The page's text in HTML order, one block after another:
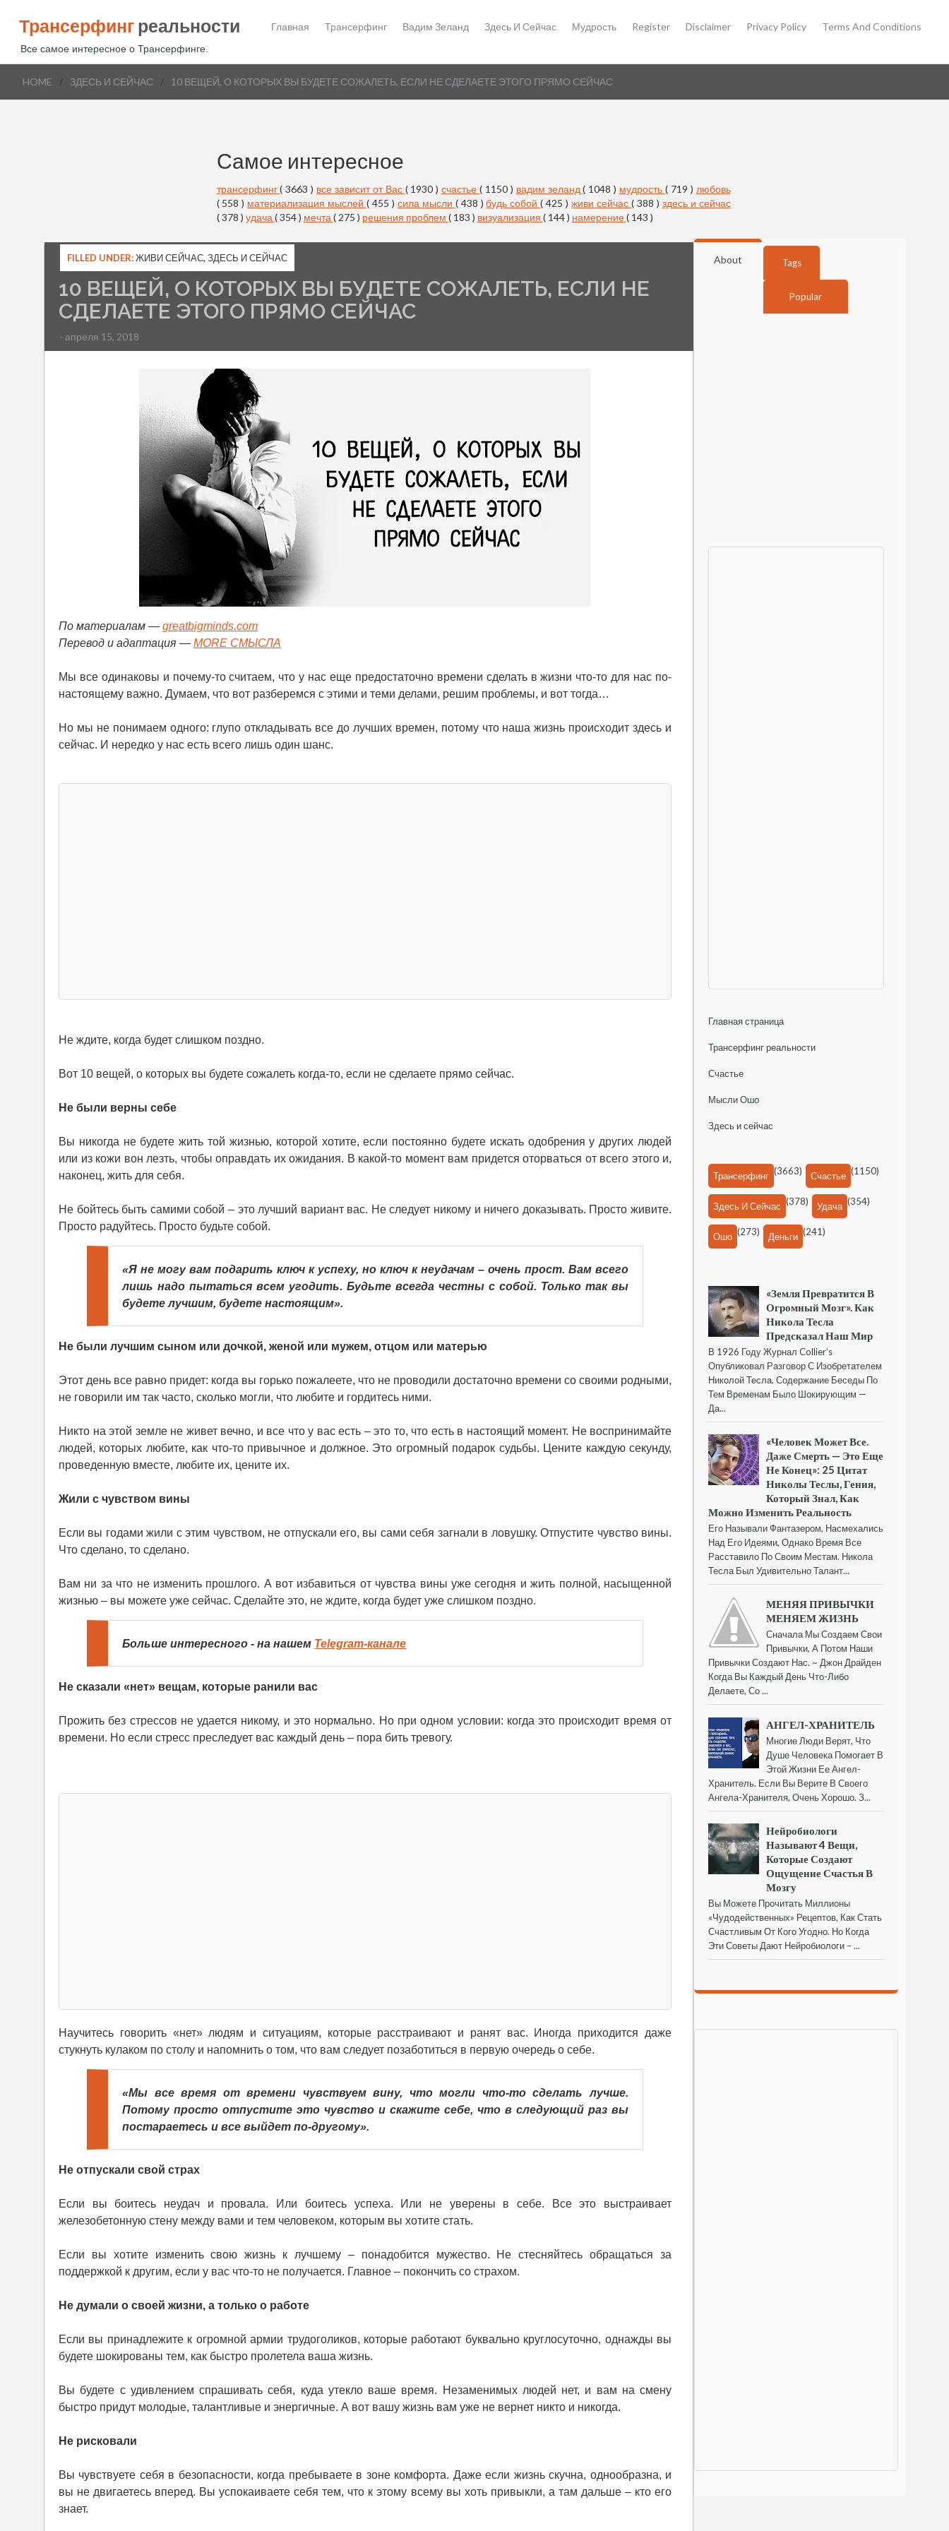
Трансерфинг реальности
Все самое интересное о Трансерфинге.
Главная Трансерфинг Вадим Зеланд Здесь И Сейчас Мудрость Register Disclaimer Privacy Policy Terms And Conditions
HOME / ЗДЕСЬ И СЕЙЧАС / 10 ВЕЩЕЙ, О КОТОРЫХ ВЫ БУДЕТЕ СОЖАЛЕТЬ, ЕСЛИ НЕ СДЕЛАЕТЕ ЭТОГО ПРЯМО СЕЙЧАС
Самое интересное
трансерфинг( 3663 ) все зависит от Вас ( 1930 )счастье ( 1150 ) вадим зеланд( 1048 ) мудрость ( 719 ) любовь
( 558 ) материализация мыслей( 455 ) сила мысли ( 438 )будь собой( 425 )живи сейчас ( 388 ) здесь и сейчас
( 378 ) удача ( 354 ) мечта ( 275 ) решения проблем ( 183 ) визуализация ( 144 ) намерение( 143 )
FILLED UNDER:ЖИВИ СЕЙЧАС, ЗДЕСЬ И СЕЙЧАС
10 ВЕЩЕЙ, О КОТОРЫХ ВЫ БУДЕТЕ СОЖАЛЕТЬ, ЕСЛИ НЕ
СДЕЛАЕТЕ ЭТОГО ПРЯМО СЕЙЧАС
- апреля 15, 2018
По материалам — greatbigminds.com
Перевод и адаптация — MORE СМЫСЛА
Мы все одинаковы и почему-то считаем, что у нас еще предостаточно времени сделать в жизни что-то для нас по-
настоящему важно. Думаем, что вот разберемся с этими и теми делами, решим проблемы, и вот тогда…
Но мы не понимаем одного: глупо откладывать все до лучших времен, потому что наша жизнь происходит здесь и
сейчас. И нередко у нас есть всего лишь один шанс.
Не ждите, когда будет слишком поздно.
Вот 10 вещей, о которых вы будете сожалеть когда-то, если не сделаете прямо сейчас.
Не были верны себе
Вы никогда не будете жить той жизнью, которой хотите, если постоянно будете искать одобрения у других людей
или из кожи вон лезть, чтобы оправдать их ожидания. В какой-то момент вам придется оторваться от всего этого и,
наконец, жить для себя.
Не бойтесь быть самими собой – это лучший вариант вас. Не следует никому и ничего доказывать. Просто живите.
Просто радуйтесь. Просто будьте собой.
«Я не могу вам подарить ключ к успеху, но ключ к неудачам – очень прост. Вам всего
лишь надо пытаться всем угодить. Будьте всегда честны с собой. Только так вы
будете лучшим, будете настоящим».
Не были лучшим сыном или дочкой, женой или мужем, отцом или матерью
Этот день все равно придет: когда вы горько пожалеете, что не проводили достаточно времени со своими родными,
не говорили им так часто, сколько могли, что любите и гордитесь ними.
Никто на этой земле не живет вечно, и все что у вас есть – это то, что есть в настоящий момент. Не воспринимайте
людей, которых любите, как что-то привычное и должное. Это огромный подарок судьбы. Цените каждую секунду,
проведенную вместе, любите их, цените их.
Жили с чувством вины
Если вы годами жили с этим чувством, не отпускали его, вы сами себя загнали в ловушку. Отпустите чувство вины.
Что сделано, то сделано.
Вам ни за что не изменить прошлого. А вот избавиться от чувства вины уже сегодня и жить полной, насыщенной
жизнью – вы можете уже сейчас. Сделайте это, не ждите, когда будет уже слишком поздно.
Больше интересного - на нашем Telegram-канале
Не сказали «нет» вещам, которые ранили вас
Прожить без стрессов не удается никому, и это нормально. Но при одном условии: когда это происходит время от
времени. Но если стресс преследует вас каждый день – пора бить тревогу.
Научитесь говорить «нет» людям и ситуациям, которые расстраивают и ранят вас. Иногда приходится даже
стукнуть кулаком по столу и напомнить о том, что вам следует позаботиться в первую очередь о себе.
«Мы все время от времени чувствуем вину, что могли что-то сделать лучше.
Потому просто отпустите это чувство и скажите себе, что в следующий раз вы
постараетесь и все выйдет по-другому».
Не отпускали свой страх
Если вы боитесь неудач и провала. Или боитесь успеха. Или не уверены в себе. Все это выстраивает
железобетонную стену между вами и тем человеком, которым вы хотите стать.
Если вы хотите изменить свою жизнь к лучшему – понадобится мужество. Не стесняйтесь обращаться за
поддержкой к другим, если у вас что-то не получается. Главное – покончить со страхом.
Не думали о своей жизни, а только о работе
Если вы принадлежите к огромной армии трудоголиков, которые работают буквально круглосуточно, однажды вы
будете шокированы тем, как быстро пролетела ваша жизнь.
Вы будете с удивлением спрашивать себя, куда утекло ваше время. Незаменимых людей нет, и вам на смену
быстро придут молодые, талантливые и энергичные. А вот вашу жизнь вам уже не вернет никто и никогда.
Не рисковали
Вы чувствуете себя в безопасности, когда пребываете в зоне комфорта. Даже если жизнь скучна, однообразна, и
вы не двигаетесь вперед. Вы успокаиваете себя тем, что к этому всему вы хоть привыкли, а там дальше – кто его
знает.
About Tags
Popular
Главная страница
Трансерфинг реальности
Счастье
Мысли Ошо
Здесь и сейчас
Трансерфинг (3663) Счастье (1150)
Здесь И Сейчас (378) Удача (354)
Ошо (273) Деньги (241)
«Земля Превратится В
Огромный Мозг». Как
Никола Тесла
Предсказал Наш Мир
В 1926 Году Журнал Collier’s
Опубликовал Разговор С Изобретателем
Николой Тесла. Содержание Беседы По
Тем Временам Было Шокирующим —
Да...
«Человек Может Все.
Даже Смерть — Это Еще
Не Конец»: 25 Цитат
Николы Теслы, Гения,
Который Знал, Как
Можно Изменить Реальность
Его Называли Фантазером, Насмехались
Над Его Идеями, Однако Время Все
Расставило По Своим Местам. Никола
Тесла Был Удивительно Талант...
МЕНЯЯ ПРИВЫЧКИ
МЕНЯЕМ ЖИЗНЬ
Сначала Мы Создаем Свои
Привычки, А Потом Наши
Привычки Создают Нас. ~ Джон Драйден
Когда Вы Каждый День Что-Либо
Делаете, Со ...
АНГЕЛ-ХРАНИТЕЛЬ
Многие Люди Верят, Что
Душе Человека Помогает В
Этой Жизни Ее Ангел-
Хранитель. Если Вы Верите В Своего
Ангела-Хранителя, Очень Хорошо. З...
Нейробиологи
Называют 4 Вещи,
Которые Создают
Ощущение Счастья В
Мозгу
Вы Можете Прочитать Миллионы
«чудодейственных» Рецептов, Как Стать
Счастливым От Кого Угодно. Но Когда
Эти Советы Дают Нейробиологи – ...